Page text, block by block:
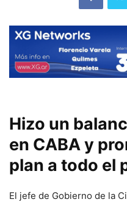
Hizo un
en CABA y
plan a todo el
El jefe de Gobierno de la